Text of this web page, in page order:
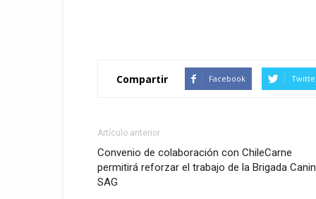
Compartir Facebook
Artículo anterior
Convenio de colaboración con ChileCarne
permitirá reforzar el trabajo de la Brigada
SAG